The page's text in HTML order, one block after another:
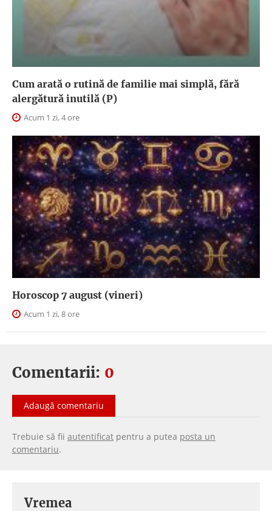
Cum arată o rutină de familie mai simplă, fără
alergătură inutilă (P)
Acum 1 zi, 4 ore
Horoscop 7 august (vineri)
Acum 1 zi, 8 ore
Comentarii: 0
Adaugă comentariu
Trebuie să fii autentificat pentru a putea posta un
comentariu.
Vremea